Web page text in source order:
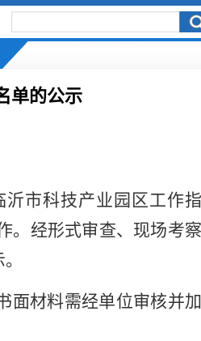
单的公示
市科技产业园区工作指
。经形式审查、现场考察
面材料需经单位审核并加